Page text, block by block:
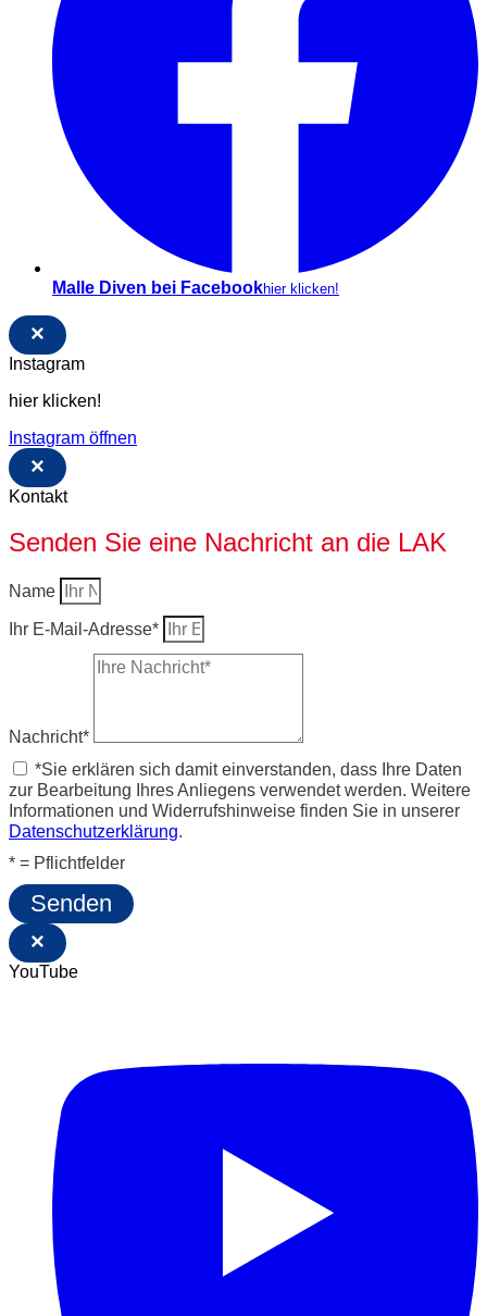
Malle Diven bei Facebookhier klicken!
×
Instagram
hier klicken!
Instagram öffnen
×
Kontakt
Senden Sie eine Nachricht an die LAK
Name
Ihr E-Mail-Adresse*
Nachricht*
*Sie erklären sich damit einverstanden, dass Ihre Daten
zur Bearbeitung Ihres Anliegens verwendet werden. Weitere
Informationen und Widerrufshinweise finden Sie in unserer
Datenschutzerklärung.
* = Pflichtfelder
Senden
×
YouTube